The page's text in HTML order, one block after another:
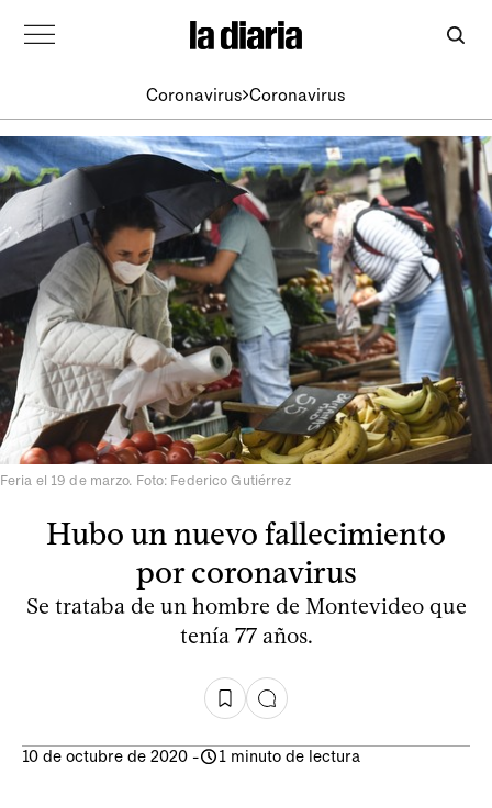
Coronavirus Coronavirus
Feria el 19 de marzo. Foto: Federico Gutiérrez
Hubo un nuevo fallecimiento
por coronavirus
Se trataba de un hombre de Montevideo que
tenía 77 años.
10 de octubre de 2020 - 1 minuto de lectura